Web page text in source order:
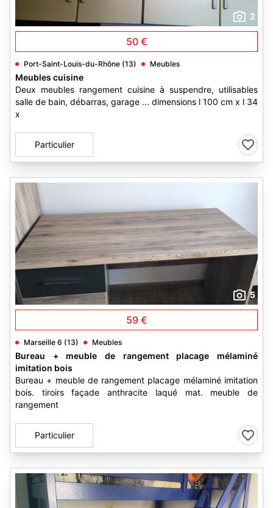
2
50 €
Port-Saint-Louis-du-Rhône (13) Meubles
Meubles cuisine
Deux meubles rangement cuisine à suspendre, utilisables
salle de bain, débarras, garage ... dimensions l 100 cm x l 34
x
Particulier
5
59 €
Marseille 6 (13) Meubles
Bureau + meuble de rangement placage mélaminé
imitation bois
Bureau + meuble de rangement placage mélaminé imitation
bois. tiroirs façade anthracite laqué mat. meuble de
rangement
Particulier